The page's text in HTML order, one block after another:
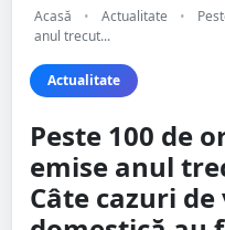
Acasă • Actualitate •
anul trecut...
Actualitate
Peste 100 de
emise anul
Câte cazuri